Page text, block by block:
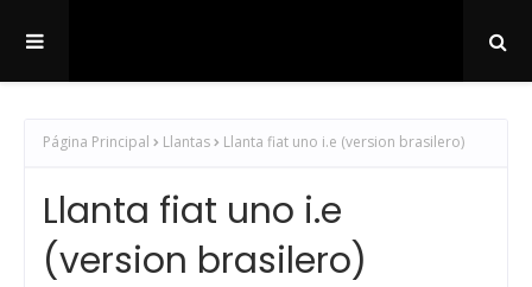
Página Principal Llantas Llanta fiat uno i.e (version brasilero)
Llanta fiat uno i.e
(version brasilero)